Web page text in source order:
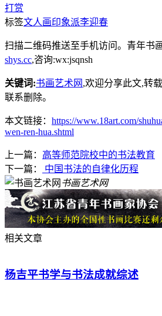
打赏
标签文人画印象派李迎春
扫描二维码推送至手机访问。青年书
shys.cc,咨询:wx:jsqnsh
关键词:书画艺术网 ,欢迎分享此文,转
联系删除。
本文链接： https://www.18art.com/
wen-ren-hua.shtml
上一篇： 高等师范院校中的书法教育
下一篇：
中国书法的自律化历程
书画艺术网
相关文章
杨吉平书学与书法成就综述